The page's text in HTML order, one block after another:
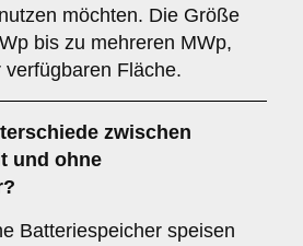
möchten. Die Größe
bis zu mehreren MWp,
Fläche.
zwischen
und ohne
?
Batteriespeicher speisen